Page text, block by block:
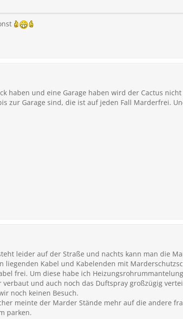
haben und eine Garage haben wird der Cactus
zur Garage sind, die ist auf jeden Fall Marderfrei.
leider auf der Straße und nachts kann man die
liegenden Kabel und Kabelenden mit
frei. Um diese habe ich
verbaut und auch noch das Duftspray großzügig
noch keinen Besuch.
meinte der Marder Stände mehr auf die andere
parken.